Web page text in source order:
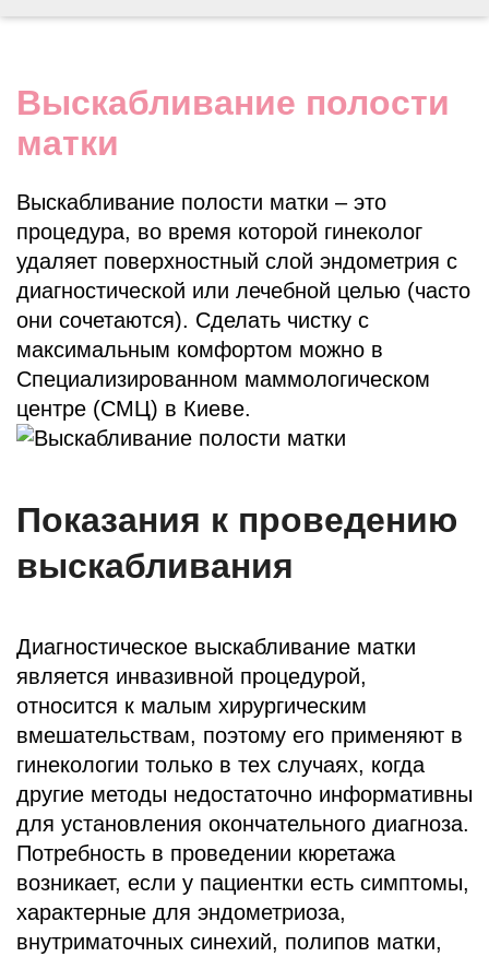
Выскабливание полости
матки
Выскабливание полости матки – это
процедура, во время которой гинеколог
удаляет поверхностный слой эндометрия с
диагностической или лечебной целью (часто
они сочетаются). Сделать чистку с
максимальным комфортом можно в
Специализированном маммологическом
центре (СМЦ) в Киеве.
Показания к проведению
выскабливания
Диагностическое выскабливание матки
является инвазивной процедурой,
относится к малым хирургическим
вмешательствам, поэтому его применяют в
гинекологии только в тех случаях, когда
другие методы недостаточно информативны
для установления окончательного диагноза.
Потребность в проведении кюретажа
возникает, если у пациентки есть симптомы,
характерные для эндометриоза,
внутриматочных синехий, полипов матки,